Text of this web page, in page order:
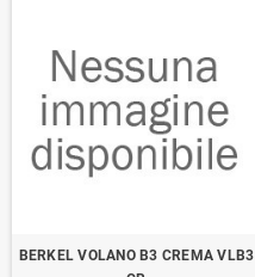
BERKEL VOLANO B3 CREMA VLB3